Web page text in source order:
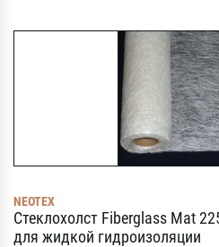
NEOTEX
Стеклохолст Fiberglass Mat
для жидкой гидроизоляции